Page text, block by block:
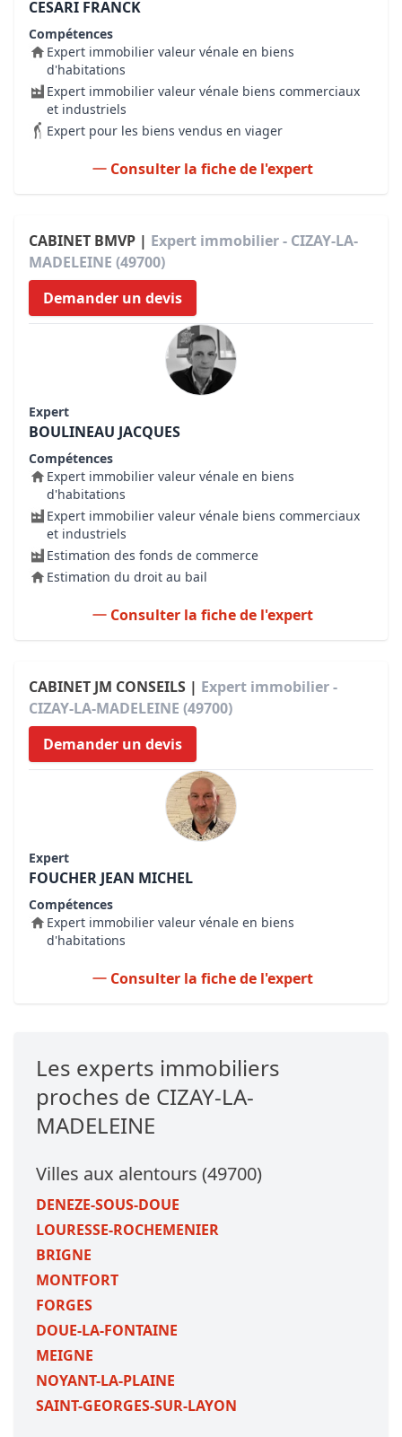
CESARI FRANCK
Compétences
Expert immobilier valeur vénale en biens
d'habitations
Expert immobilier valeur vénale biens commerciaux
et industriels
Expert pour les biens vendus en viager
Consulter la fiche de l'expert
CABINET BMVP | Expert immobilier - CIZAY-LA-
MADELEINE (49700)
Demander un devis
Expert
BOULINEAU JACQUES
Compétences
Expert immobilier valeur vénale en biens
d'habitations
Expert immobilier valeur vénale biens commerciaux
et industriels
Estimation des fonds de commerce
Estimation du droit au bail
Consulter la fiche de l'expert
CABINET JM CONSEILS | Expert immobilier -
CIZAY-LA-MADELEINE (49700)
Demander un devis
Expert
FOUCHER JEAN MICHEL
Compétences
Expert immobilier valeur vénale en biens
d'habitations
Consulter la fiche de l'expert
Les experts immobiliers
proches de CIZAY-LA-
MADELEINE
Villes aux alentours (49700)
DENEZE-SOUS-DOUE
LOURESSE-ROCHEMENIER
BRIGNE
MONTFORT
FORGES
DOUE-LA-FONTAINE
MEIGNE
NOYANT-LA-PLAINE
SAINT-GEORGES-SUR-LAYON